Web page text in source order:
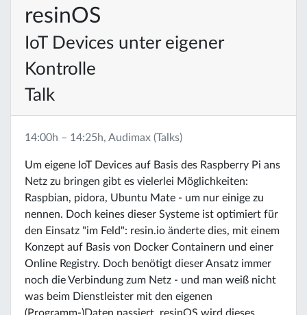
resinOS
IoT Devices unter eigener
Kontrolle
Talk
14:00h – 14:25h, Audimax (Talks)
Um eigene IoT Devices auf Basis des Raspberry Pi ans
Netz zu bringen gibt es vielerlei Möglichkeiten:
Raspbian, pidora, Ubuntu Mate - um nur einige zu
nennen. Doch keines dieser Systeme ist optimiert für
den Einsatz "im Feld": resin.io änderte dies, mit einem
Konzept auf Basis von Docker Containern und einer
Online Registry. Doch benötigt dieser Ansatz immer
noch die Verbindung zum Netz - und man weiß nicht
was beim Dienstleister mit den eigenen